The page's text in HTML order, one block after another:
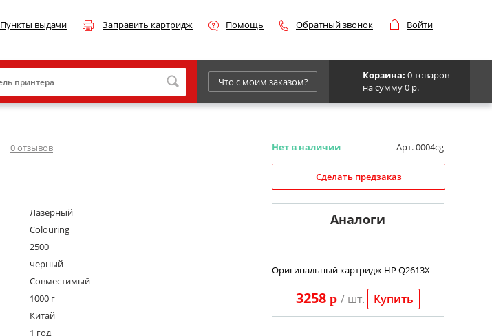
Пункты выдачи Заправить картридж Помощь Обратный звонок Войти
Что с моим заказом?
Корзина: 0 товаров
на сумму 0 р.
0отзывов
Лазерный
Colouring
2500
черный
Совместимый
1000 г
Китай
1 год
Нет в наличии Арт. 0004cg
Сделать предзаказ
Аналоги
Оригинальный картридж HP Q2613X
3258p / шт. Купить